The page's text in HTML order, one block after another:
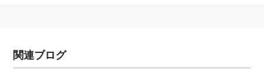
関連ブログ